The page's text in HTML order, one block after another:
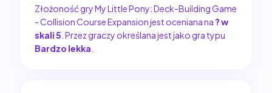
Złożoność gry My Little Pony: Deck-Building Game
- Collision Course Expansion jest oceniana na ? w
skali 5 . Przez graczy określana jest jako gra typu
Bardzo lekka